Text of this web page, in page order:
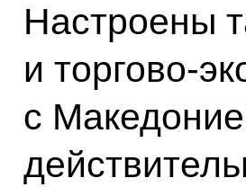
Настроены
и торгово-
с